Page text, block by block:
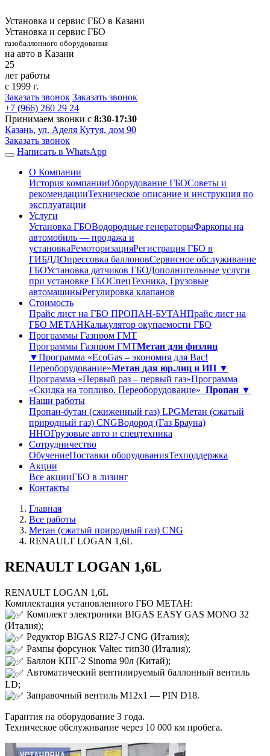
Установка и сервис ГБО в Казани
Установка и сервис ГБО
газобаллонного оборудования
на авто в Казани
25
лет работы
с 1999 г.
Заказать звонок Заказать звонок
+7 (966) 260 29 24
Принимаем звонки с 8:30-17:30
Казань, ул. Аделя Кутуя, дом 90
Заказать звонок
Написать в WhatsApp
О Компании
История компанииОборудование ГБОСоветы и
рекомендацииТехническое описание и инструкция по
эксплуатации
Услуги
Установка ГБОВодородные генераторыФаркопы на
автомобиль — продажа и
установкаРемоторизацияРегистрация ГБО в
ГИБДДОпрессовка баллоновСервисное обслуживание
ГБОУстановка датчиков ГБОДополнительные услуги
при установке ГБОСпецТехника, Грузовые
автомашиныРегулировка клапанов
Стоимость
Прайс лист на ГБО ПРОПАН-БУТАНПрайс лист на
ГБО МЕТАНКалькулятор окупаемости ГБО
Программы Газпром ГМТ
Программы Газпром ГМТМетан для физлиц
▼Программа «EcoGas – экономия для Вас!
Переоборудование»Метан для юр.лиц и ИП ▼
Программа «Первый раз – первый газ»Программа
«Скидка на топливо. Переоборудование» Пропан ▼
Наши работы
Пропан-бутан (сжиженный газ) LPGМетан (сжатый
природный газ) CNGВодород (Газ Брауна)
ННОГрузовые авто и спецтехника
Сотрудничество
ОбучениеПоставки оборудованияТехподдержка
Акции
Все акцииГБО в лизинг
Контакты
Главная
Все работы
Метан (сжатый природный газ) CNG
RENAULT LOGAN 1,6L
RENAULT LOGAN 1,6L
RENAULT LOGAN 1,6L
Комплектация установленного ГБО МЕТАН:
Комплект электроники BIGAS ЕASY GAS MONO 32
(Италия);
Редуктор BIGAS RI27-J CNG (Италия);
Рампы форсунок Valtec тип30 (Италия);
Баллон КПГ-2 Sinoma 90л (Китай);
Автоматический вентилируемый баллонный вентиль
LD;
Заправочный вентиль M12x1 — PIN D18.
Гарантия на оборудование 3 года.
Техническое обслуживание через 10 000 км пробега.